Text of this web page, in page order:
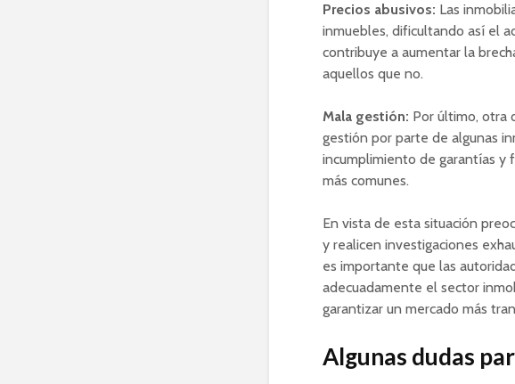
Precios abusivos: Las
inmuebles, dificultando así el
contribuye a aumentar la
aquellos que no.
Mala gestión: Por último, otra
gestión por parte de algunas
incumplimiento de garantías y
más comunes.
En vista de esta situación
y realicen investigaciones
es importante que las
adecuadamente el sector
garantizar un mercado más
Algunas dudas